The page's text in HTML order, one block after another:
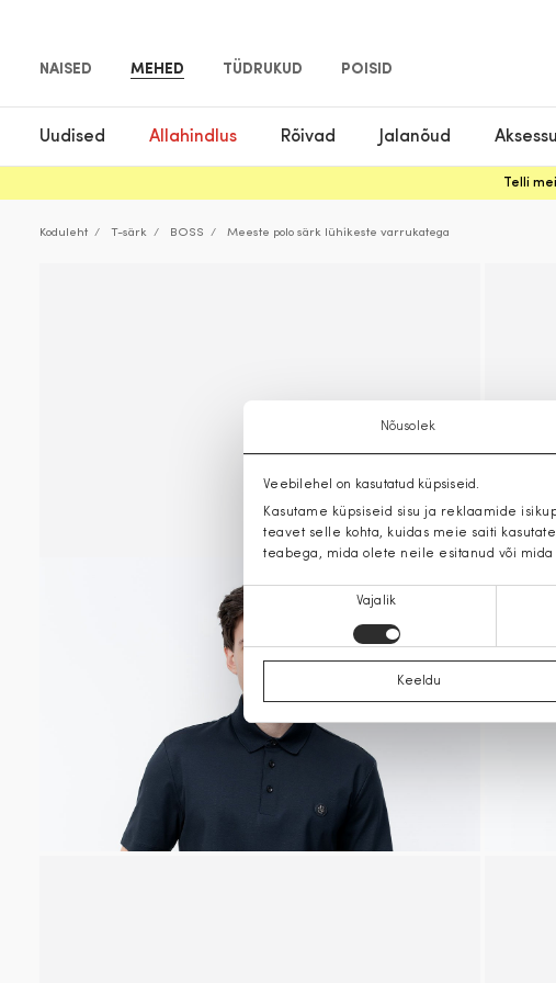
Nõusolek
Veebilehel on kasutatud küpsiseid.
Kasutame küpsiseid sisu ja reklaamide
teavet selle kohta, kuidas meie saiti
teabega, mida olete neile esitanud või mida
Nõusoleku
valik
Vajalik
Keeldu
NAISED MEHED TÜDRUKUD POISID
Uudised Allahindlus Rõivad Jalanõud
Telli
Koduleht T-särk BOSS Meeste polo särk lühikeste varrukatega